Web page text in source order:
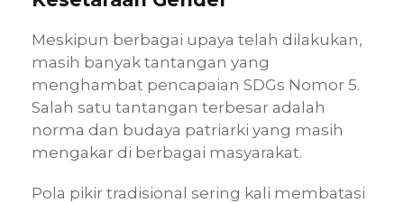
Meskipun berbagai upaya telah dilakukan,
masih banyak tantangan yang
menghambat pencapaian SDGs Nomor 5.
Salah satu tantangan terbesar adalah
norma dan budaya patriarki yang masih
mengakar di berbagai masyarakat.
Pola pikir tradisional sering kali membatasi